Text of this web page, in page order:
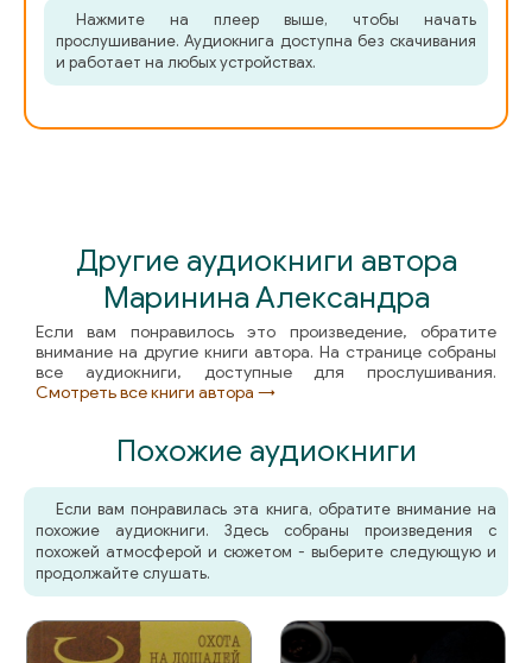
Нажмите на плеер выше, чтобы начать
прослушивание. Аудиокнига доступна без скачивания
и работает на любых устройствах.
Другие аудиокниги автора
Маринина Александра
Если вам понравилось это произведение, обратите
внимание на другие книги автора. На странице собраны
все аудиокниги, доступные для прослушивания.
Смотреть все книги автора →
Похожие аудиокниги
Если вам понравилась эта книга, обратите внимание на
похожие аудиокниги. Здесь собраны произведения с
похожей атмосферой и сюжетом - выберите следующую и
продолжайте слушать.